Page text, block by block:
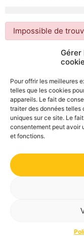
Gérer
Pour offrir les meilleures
telles que les cookies
appareils. Le fait de
traiter des données telles
uniques sur ce site. Le
consentement peut avoir
et fonctions.
Impossible de
Mairie de Valdrôme
Politique de